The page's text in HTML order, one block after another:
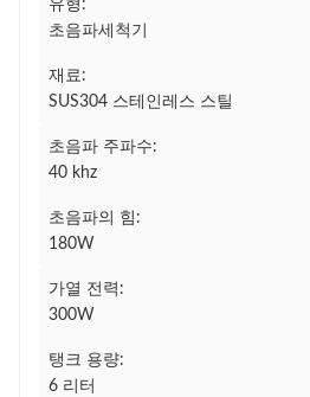
유형:
초음파세척기
재료:
SUS304 스테인레스 스틸
초음파 주파수:
40 khz
초음파의 힘:
180W
가열 전력:
300W
탱크 용량:
6 리터